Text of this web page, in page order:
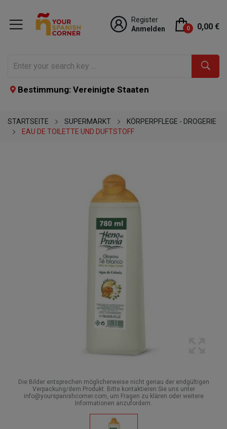
Register
Anmelden
0 0,00 €
Bestimmung: Vereinigte Staaten
STARTSEITE SUPERMARKT
KÖRPERPFLEGE - DROGERIE
EAU DE TOILETTE UND DUFTSTOFF
Die Bilder entsprechen möglicherweise nicht genau der endgültigen
Verpackung/dem Produkt. Bitte kontaktieren Sie uns unter
info@yourspanishcorner.com, um Fragen zu klären oder weitere
Informationen anzufordern.